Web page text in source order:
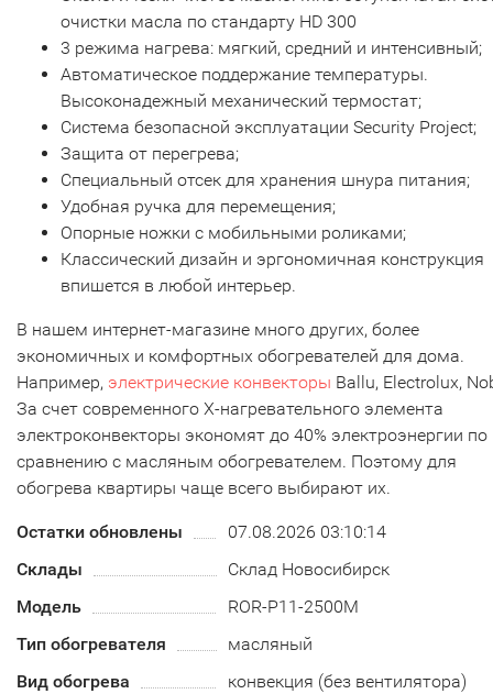
очистки масла по стандарту HD 300
3 режима нагрева: мягкий, средний и интенсивный;
Автоматическое поддержание температуры.
Высоконадежный механический термостат;
Система безопасной эксплуатации Security Project;
Защита от перегрева;
Специальный отсек для хранения шнура питания;
Удобная ручка для перемещения;
Опорные ножки с мобильными роликами;
Классический дизайн и эргономичная конструкция
впишется в любой интерьер.
В нашем интернет-магазине много других, более
экономичных и комфортных обогревателей для дома.
Например, электрические конвекторы Ballu, Electrolux,
За счет современного Х-нагревательного элемента
электроконвекторы экономят до 40% электроэнергии по
сравнению с масляным обогревателем. Поэтому для
обогрева квартиры чаще всего выбирают их.
Остатки обновлены
07.08.2026 03:10:14
Склады
Склад Новосибирск
Модель
ROR-P11-2500M
Тип обогревателя
масляный
Вид обогрева
конвекция (без вентилятора)